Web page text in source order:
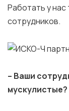
Работать у
сотрудников.
– Ваши
мускулистые?